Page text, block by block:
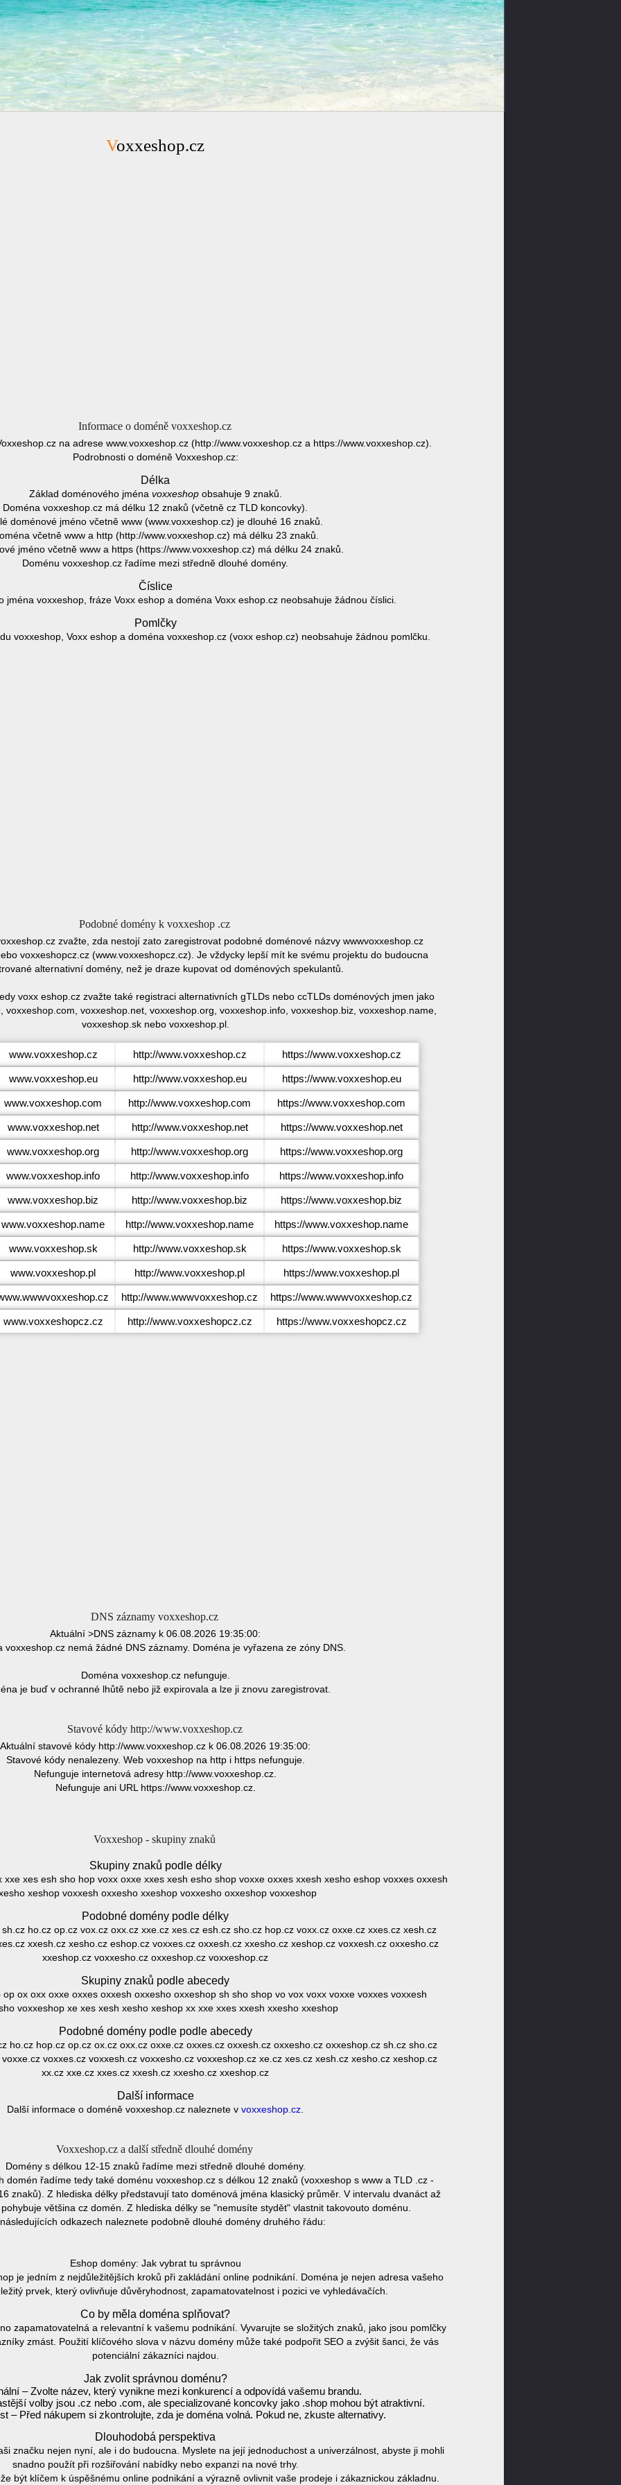
Voxxeshop.cz
Informace o doméně voxxeshop.cz
na adrese www.voxxeshop.cz (http://www.voxxeshop.cz a https://www.voxxeshop.cz).
Podrobnosti o doméně Voxxeshop.cz:
Délka
Základ doménového jména voxxeshopobsahuje 9 znaků.
Doména voxxeshop.cz má délku 12 znaků (včetně cz TLD koncovky).
doménové jméno včetně www (www.voxxeshop.cz) je dlouhé 16 znaků.
včetně www a http (http://www.voxxeshop.cz) má délku 23 znaků.
jméno včetně www a https (https://www.voxxeshop.cz) má délku 24 znaků.
Doménu voxxeshop.cz řadíme mezi středně dlouhé domény.
Číslice
jména voxxeshop, fráze Voxx eshop a doména Voxx eshop.cz neobsahuje žádnou číslici.
Pomlčky
voxxeshop, Voxx eshop a doména voxxeshop.cz (voxx eshop.cz) neobsahuje žádnou pomlčku.
Podobné domény k voxxeshop .cz
zvažte, zda nestojí zato zaregistrovat podobné doménové názvy wwwvoxxeshop.cz
voxxeshopcz.cz (www.voxxeshopcz.cz). Je vždycky lepší mít ke svému projektu do budoucna
alternativní domény, než je draze kupovat od doménových spekulantů.
voxx eshop.cz zvažte také registraci alternativních gTLDs nebo ccTLDs doménových jmen jako
voxxeshop.com, voxxeshop.net, voxxeshop.org, voxxeshop.info, voxxeshop.biz, voxxeshop.name,
voxxeshop.sk nebo voxxeshop.pl.
www.voxxeshop.cz http://www.voxxeshop.cz https://www.voxxeshop.cz
www.voxxeshop.eu http://www.voxxeshop.eu https://www.voxxeshop.eu
www.voxxeshop.com http://www.voxxeshop.com https://www.voxxeshop.com
www.voxxeshop.net http://www.voxxeshop.net https://www.voxxeshop.net
www.voxxeshop.org http://www.voxxeshop.org https://www.voxxeshop.org
www.voxxeshop.info http://www.voxxeshop.info https://www.voxxeshop.info
www.voxxeshop.biz http://www.voxxeshop.biz https://www.voxxeshop.biz
www.voxxeshop.name http://www.voxxeshop.name https://www.voxxeshop.name
www.voxxeshop.sk http://www.voxxeshop.sk https://www.voxxeshop.sk
www.voxxeshop.pl http://www.voxxeshop.pl https://www.voxxeshop.pl
http://www.wwwvoxxeshop.cz https://www.wwwvoxxeshop.cz
www.voxxeshopcz.cz http://www.voxxeshopcz.cz https://www.voxxeshopcz.cz
DNS záznamy voxxeshop.cz
Aktuální >DNS záznamy k 06.08.2026 19:35:00:
voxxeshop.cz nemá žádné DNS záznamy. Doména je vyřazena ze zóny DNS.
Doména voxxeshop.cz nefunguje.
je buď v ochranné lhůtě nebo již expirovala a lze ji znovu zaregistrovat.
Stavové kódy http://www.voxxeshop.cz
Aktuální stavové kódy http://www.voxxeshop.cz k 06.08.2026 19:35:00:
Stavové kódy nenalezeny. Web voxxeshop na http i https nefunguje.
Nefunguje internetová adresy http://www.voxxeshop.cz.
Nefunguje ani URL https://www.voxxeshop.cz.
Voxxeshop - skupiny znaků
Skupiny znaků podle délky
xes esh sho hop voxx oxxe xxes xesh esho shop voxxe oxxes xxesh xesho eshop voxxes oxxesh
xeshop voxxesh oxxesho xxeshop voxxesho oxxeshop voxxeshop
Podobné domény podle délky
ho.cz op.cz vox.cz oxx.cz xxe.cz xes.cz esh.cz sho.cz hop.cz voxx.cz oxxe.cz xxes.cz xesh.cz
xxesh.cz xesho.cz eshop.cz voxxes.cz oxxesh.cz xxesho.cz xeshop.cz voxxesh.cz oxxesho.cz
xxeshop.cz voxxesho.cz oxxeshop.cz voxxeshop.cz
Skupiny znaků podle abecedy
ox oxx oxxe oxxes oxxesh oxxesho oxxeshop sh sho shop vo vox voxx voxxe voxxes voxxesh
voxxeshop xe xes xesh xesho xeshop xx xxe xxes xxesh xxesho xxeshop
Podobné domény podle podle abecedy
ho.cz hop.cz op.cz ox.cz oxx.cz oxxe.cz oxxes.cz oxxesh.cz oxxesho.cz oxxeshop.cz sh.cz sho.cz
voxxes.cz voxxesh.cz voxxesho.cz voxxeshop.cz xe.cz xes.cz xesh.cz xesho.cz xeshop.cz
xx.cz xxe.cz xxes.cz xxesh.cz xxesho.cz xxeshop.cz
Další informace
Další informace o doméně voxxeshop.cz naleznete v voxxeshop.cz
Voxxeshop.cz a další středně dlouhé domény
Domény s délkou 12-15 znaků řadíme mezi středně dlouhé domény.
domén řadíme tedy také doménu voxxeshop.cz s délkou 12 znaků (voxxeshop s www a TLD .cz -
znaků). Z hlediska délky představují tato doménová jména klasický průměr. V intervalu dvanáct až
většina cz domén. Z hlediska délky se "nemusíte stydět" vlastnit takovouto doménu.
odkazech naleznete podobně dlouhé domény druhého řádu:
Eshop domény: Jak vybrat tu správnou
je jedním z nejdůležitějších kroků při zakládání online podnikání. Doména je nejen adresa vašeho
prvek, který ovlivňuje důvěryhodnost, zapamatovatelnost i pozici ve vyhledávačích.
Co by měla doména splňovat?
zapamatovatelná a relevantní k vašemu podnikání. Vyvarujte se složitých znaků, jako jsou pomlčky
zmást. Použití klíčového slova v názvu domény může také podpořit SEO a zvýšit šanci, že vás
potenciální zákazníci najdou.
Jak zvolit správnou doménu?
– Zvolte název, který vynikne mezi konkurencí a odpovídá vašemu brandu.
volby jsou .cz nebo .com, ale specializované koncovky jako .shop mohou být atraktivní.
– Před nákupem si zkontrolujte, zda je doména volná. Pokud ne, zkuste alternativy.
Dlouhodobá perspektiva
značku nejen nyní, ale i do budoucna. Myslete na její jednoduchost a univerzálnost, abyste ji mohli
snadno použít při rozšiřování nabídky nebo expanzi na nové trhy.
být klíčem k úspěšnému online podnikání a výrazně ovlivnit vaše prodeje i zákaznickou základnu.